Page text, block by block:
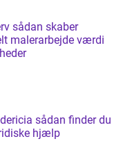
malerarbejde værdi
finder du
hjælp